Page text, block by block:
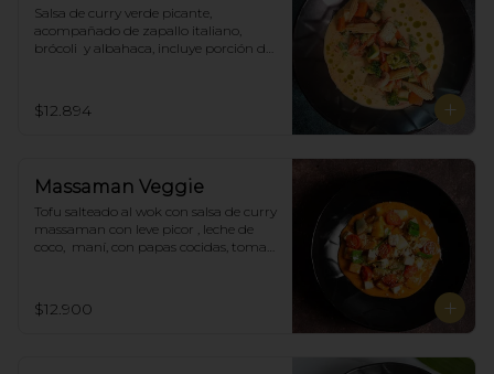
Salsa de curry verde picante,
acompañado de zapallo italiano,
brócoli  y albahaca, incluye porción de
$12.894
Massaman Veggie
Tofu salteado al wok con salsa de curry
massaman con leve picor , leche de
coco,  maní, con papas cocidas, tomate
$12.900